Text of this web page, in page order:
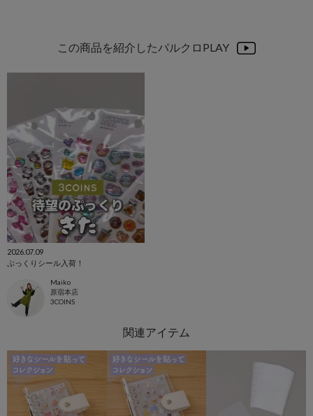
この商品を紹介したパルクロPLAY
2026.07.09
ぷっくりシール入荷！
Maiko
原宿本店
3COINS